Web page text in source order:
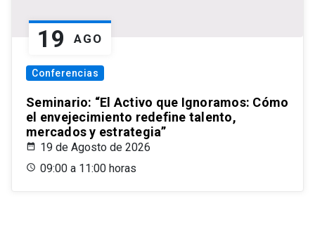
19 AGO
Conferencias
Seminario: “El Activo que Ignoramos: Cómo
el envejecimiento redefine talento,
mercados y estrategia”
19 de Agosto de 2026
09:00 a 11:00 horas